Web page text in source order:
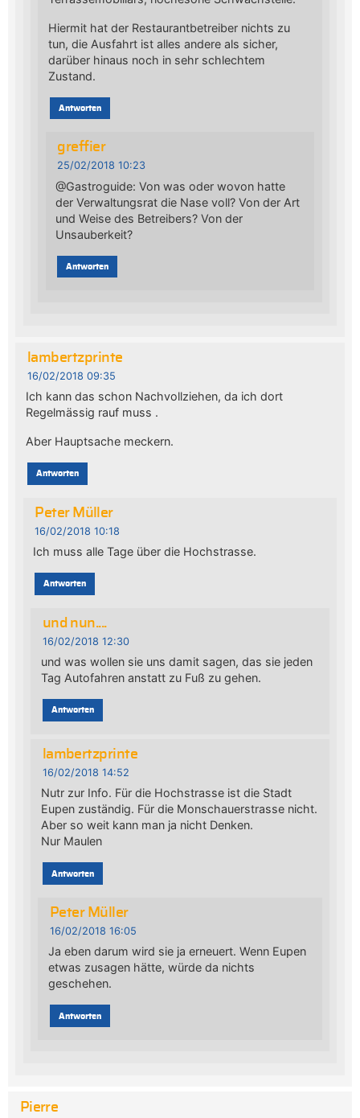
Hiermit hat der Restaurantbetreiber nichts zu
tun, die Ausfahrt ist alles andere als sicher,
darüber hinaus noch in sehr schlechtem
Zustand.
Antworten
greffier
25/02/2018 10:23
@Gastroguide: Von was oder wovon hatte
der Verwaltungsrat die Nase voll? Von der Art
und Weise des Betreibers? Von der
Unsauberkeit?
Antworten
lambertzprinte
16/02/2018 09:35
Ich kann das schon Nachvollziehen, da ich dort
Regelmässig rauf muss .
Aber Hauptsache meckern.
Antworten
Peter Müller
16/02/2018 10:18
Ich muss alle Tage über die Hochstrasse.
Antworten
und nun....
16/02/2018 12:30
und was wollen sie uns damit sagen, das sie jeden
Tag Autofahren anstatt zu Fuß zu gehen.
Antworten
lambertzprinte
16/02/2018 14:52
Nutr zur Info. Für die Hochstrasse ist die Stadt
Eupen zuständig. Für die Monschauerstrasse nicht.
Aber so weit kann man ja nicht Denken.
Nur Maulen
Antworten
Peter Müller
16/02/2018 16:05
Ja eben darum wird sie ja erneuert. Wenn Eupen
etwas zusagen hätte, würde da nichts
geschehen.
Antworten
Pierre